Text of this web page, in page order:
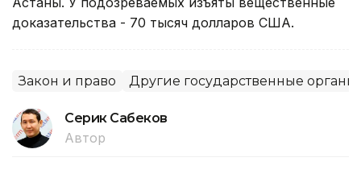
доказательства - 70 тысяч долларов США.
Закон и право Другие государственные органы
Серик Сабеков
Автор